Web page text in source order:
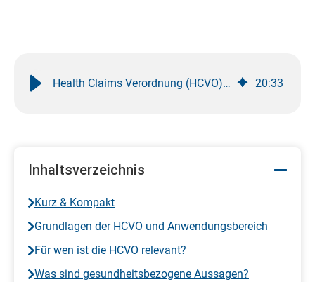
Health Claims Verordnung (HCVO) » Achtung Abmahnung 20:33
Inhaltsverzeichnis
Kurz & Kompakt
Grundlagen der HCVO und Anwendungsbereich
Für wen ist die HCVO relevant?
Was sind gesundheitsbezogene Aussagen?